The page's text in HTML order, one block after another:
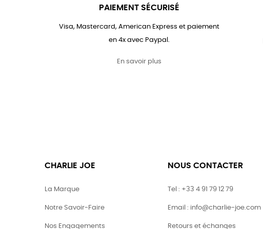
PAIEMENT SÉCURISÉ
Visa, Mastercard, American Express et paiement
en 4x avec Paypal.
En savoir plus
CHARLIE JOE
La Marque
Notre Savoir-Faire
Nos Engagements
NOUS CONTACTER
Tel : +33 4 91 79 12 79
Email : info@charlie-joe.com
Retours et échanges